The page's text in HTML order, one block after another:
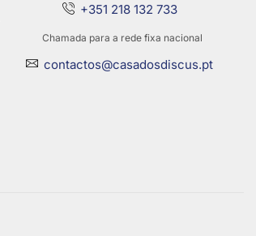
+351 218 132 733
Chamada para a rede fixa nacional
contactos@casadosdiscus.pt